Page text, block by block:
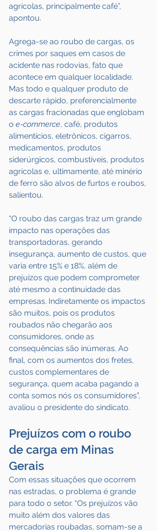
agrícolas, principalmente café”,
apontou.
Agrega-se ao roubo de cargas, os
crimes por saques em casos de
acidente nas rodovias, fato que
acontece em qualquer localidade.
Mas todo e qualquer produto de
descarte rápido, preferencialmente
as cargas fracionadas que englobam
o e-commerce, café, produtos
alimentícios, eletrônicos, cigarros,
medicamentos, produtos
siderúrgicos, combustíveis, produtos
agrícolas e, ultimamente, até minério
de ferro são alvos de furtos e roubos,
salientou.
“O roubo das cargas traz um grande
impacto nas operações das
transportadoras, gerando
insegurança, aumento de custos, que
varia entre 15% e 18%, além de
prejuízos que podem comprometer
até mesmo a continuidade das
empresas. Indiretamente os impactos
são muitos, pois os produtos
roubados não chegarão aos
consumidores, onde as
consequências são inúmeras. Ao
final, com os aumentos dos fretes,
custos complementares de
segurança, quem acaba pagando a
conta somos nós os consumidores”,
avaliou o presidente do sindicato.
Prejuízos com o roubo
de carga em Minas
Gerais
Com essas situações que ocorrem
nas estradas, o problema é grande
para todo o setor. “Os prejuízos vão
muito além dos valores das
mercadorias roubadas, somam-se a